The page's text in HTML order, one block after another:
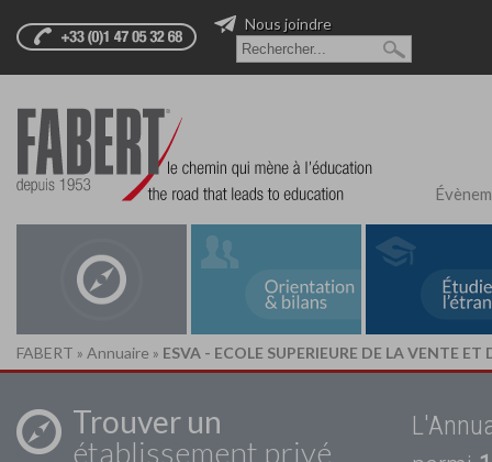
Nous joindre
FABERT » Annuaire » ESVA - ECOLE SUPERIEURE DE LA VENTE ET
Trouver un
établissement privé